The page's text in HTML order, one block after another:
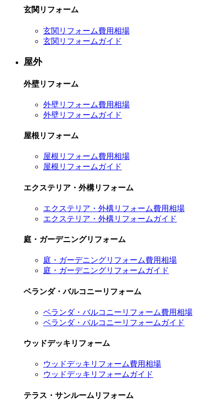
玄関リフォーム
玄関リフォーム費用相場
玄関リフォームガイド
屋外
外壁リフォーム
外壁リフォーム費用相場
外壁リフォームガイド
屋根リフォーム
屋根リフォーム費用相場
屋根リフォームガイド
エクステリア・外構リフォーム
エクステリア・外構リフォーム費用相場
エクステリア・外構リフォームガイド
庭・ガーデニングリフォーム
庭・ガーデニングリフォーム費用相場
庭・ガーデニングリフォームガイド
ベランダ・バルコニーリフォーム
ベランダ・バルコニーリフォーム費用相場
ベランダ・バルコニーリフォームガイド
ウッドデッキリフォーム
ウッドデッキリフォーム費用相場
ウッドデッキリフォームガイド
テラス・サンルームリフォーム